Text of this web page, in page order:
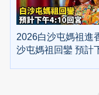
2026白沙屯媽祖進
沙屯媽祖回鑾 預計下午